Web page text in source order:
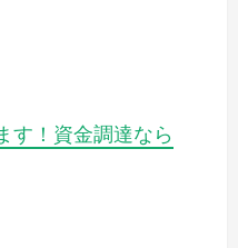
す！資金調達なら